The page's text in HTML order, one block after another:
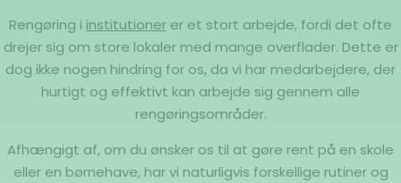
Rengøring i institutioner er et stort arbejde, fordi det ofte
drejer sig om store lokaler med mange overflader. Dette er
dog ikke nogen hindring for os, da vi har medarbejdere, der
hurtigt og effektivt kan arbejde sig gennem alle
rengøringsområder.
Afhængigt af, om du ønsker os til at gøre rent på en skole
eller en børnehave, har vi naturligvis forskellige rutiner og